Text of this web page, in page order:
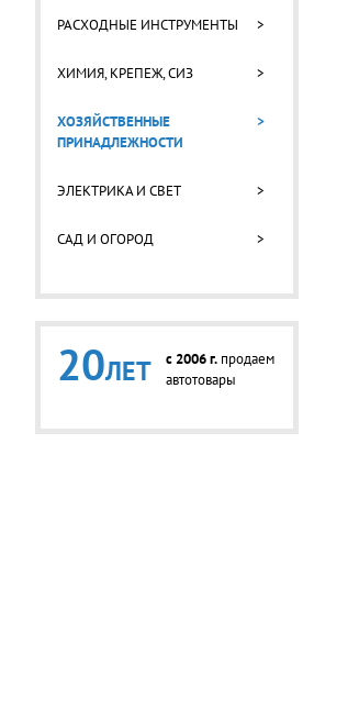
РАСХОДНЫЕ ИНСТРУМЕНТЫ >
ХИМИЯ, КРЕПЕЖ, СИЗ >
ХОЗЯЙСТВЕННЫЕ
ПРИНАДЛЕЖНОСТИ
>
ЭЛЕКТРИКА И СВЕТ >
САД И ОГОРОД >
20ЛЕТ c 2006 г. продаем
автотовары